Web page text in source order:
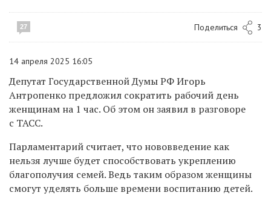
27 Поделиться 3
14 апреля 2025 16:05
Депутат Государственной Думы РФ Игорь
Антропенко предложил сократить рабочий день
женщинам на 1 час. Об этом он заявил в разговоре
с ТАСС.
Парламентарий считает, что нововведение как
нельзя лучше будет способствовать укреплению
благополучия семей. Ведь таким образом женщины
смогут уделять больше времени воспитанию детей.